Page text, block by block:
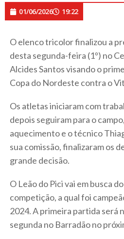
01/06/2026 19:22
O elenco tricolor finalizou a
desta segunda-feira (1º) no
Alcides Santos visando o
Copa do Nordeste contra o
Os atletas iniciaram com
depois seguiram para o
aquecimento e o técnico
sua comissão, finalizaram os
grande decisão.
O Leão do Pici vai em busca
competição, a qual foi
2024. A primeira partida será
segunda no Barradão no